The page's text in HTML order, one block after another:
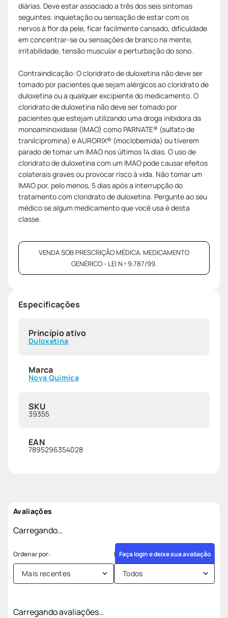
diárias. Deve estar associado a três dos seis sintomas
seguintes: inquietação ou sensação de estar com os
nervos à flor da pele, ficar facilmente cansado, dificuldade
em concentrar-se ou sensações de branco na mente,
irritabilidade, tensão muscular e perturbação do sono.
Contraindicação: O cloridrato de duloxetina não deve ser
tomado por pacientes que sejam alérgicos ao cloridrato de
duloxetina ou a qualquer excipiente do medicamento. O
cloridrato de duloxetina não deve ser tomado por
pacientes que estejam utilizando uma droga inibidora da
monoaminoxidase (IMAO) como PARNATE® (sulfato de
tranilcipromina) e AURORIX® (moclobemida) ou tiverem
parado de tomar um IMAO nos últimos 14 dias. O uso de
cloridrato de duloxetina com um IMAO pode causar efeitos
colaterais graves ou provocar risco à vida. Não tomar um
IMAO por, pelo menos, 5 dias após a interrupção do
tratamento com cloridrato de duloxetina. Pergunte ao seu
médico se algum medicamento que você usa é desta
classe.
VENDA SOB PRESCRIÇÃO MÉDICA. MEDICAMENTO
GENÉRICO - LEI N.º 9.787/99.
Especificações
Princípio ativo
Duloxetina
Marca
Nova Quimica
SKU
39355
EAN
7895296354028
Avaliações
Carregando…
Faça login e deixe sua avaliação
Mais recentes Todos
Carregando avaliações…